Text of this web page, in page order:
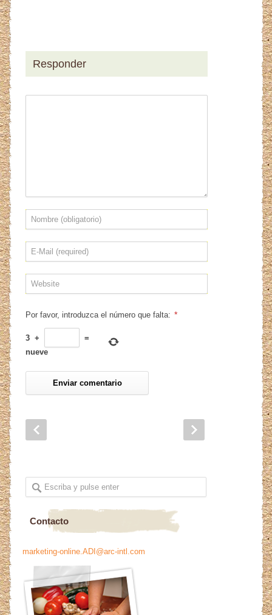
Responder
Por favor, introduzca el número que falta: *
3 +
=
nueve
Contacto
marketing-online.ADI@arc-intl.com